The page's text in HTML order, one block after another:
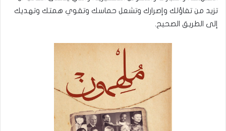
تزيد من تفاؤلك وإصرارك وتشعل حماسك وتقوي همتك وتهديك
إلى الطريق الصحيح.